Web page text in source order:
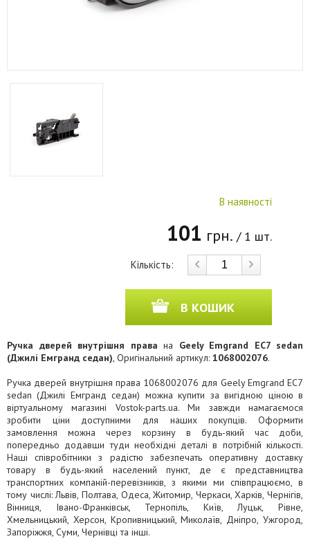
В наявності
101 грн. / 1 шт.
Кількість:
В КОШИК
Ручка дверей внутрішня права на Geely Emgrand EC7 sedan
(Джилі Емгранд седан), Оригінальний артикул: 1068002076.
Ручка дверей внутрішня права 1068002076 для Geely Emgrand EC7
sedan (Джилі Емгранд седан) можна купити за вигідною ціною в
віртуальному магазині Vostok-parts.ua. Ми завжди намагаємося
зробити ціни доступними для наших покупців. Оформити
замовлення можна через корзину в будь-який час доби,
попередньо додавши туди необхідні деталі в потрібній кількості.
Наші співробітники з радістю забезпечать оперативну доставку
товару в будь-який населений пункт, де є представництва
транспортних компаній-перевізників, з якими ми співпрацюємо, в
тому числі: Львів, Полтава, Одеса, Житомир, Черкаси, Харків, Чернігів,
Вінниця, Івано-Франківськ, Тернопіль, Київ, Луцьк, Рівне,
Хмельницький, Херсон, Кропивницький, Миколаїв, Дніпро, Ужгород,
Запоріжжя, Суми, Чернівці та інші.